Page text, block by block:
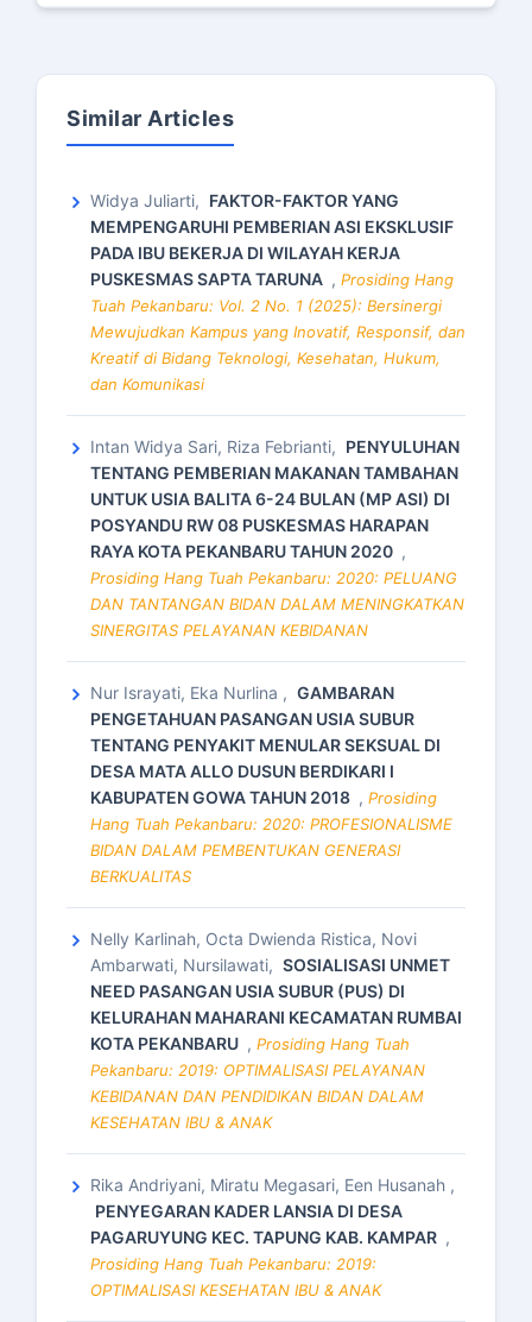
Similar Articles
Widya Juliarti, FAKTOR-FAKTOR YANG
MEMPENGARUHI PEMBERIAN ASI EKSKLUSIF
PADA IBU BEKERJA DI WILAYAH KERJA
PUSKESMAS SAPTA TARUNA , Prosiding Hang
Tuah Pekanbaru: Vol. 2 No. 1 (2025): Bersinergi
Mewujudkan Kampus yang Inovatif, Responsif, dan
Kreatif di Bidang Teknologi, Kesehatan, Hukum,
dan Komunikasi
Intan Widya Sari, Riza Febrianti, PENYULUHAN
TENTANG PEMBERIAN MAKANAN TAMBAHAN
UNTUK USIA BALITA 6-24 BULAN (MP ASI) DI
POSYANDU RW 08 PUSKESMAS HARAPAN
RAYA KOTA PEKANBARU TAHUN 2020 ,
Prosiding Hang Tuah Pekanbaru: 2020: PELUANG
DAN TANTANGAN BIDAN DALAM MENINGKATKAN
SINERGITAS PELAYANAN KEBIDANAN
Nur Israyati, Eka Nurlina , GAMBARAN
PENGETAHUAN PASANGAN USIA SUBUR
TENTANG PENYAKIT MENULAR SEKSUAL DI
DESA MATA ALLO DUSUN BERDIKARI I
KABUPATEN GOWA TAHUN 2018 , Prosiding
Hang Tuah Pekanbaru: 2020: PROFESIONALISME
BIDAN DALAM PEMBENTUKAN GENERASI
BERKUALITAS
Nelly Karlinah, Octa Dwienda Ristica, Novi
Ambarwati, Nursilawati, SOSIALISASI UNMET
NEED PASANGAN USIA SUBUR (PUS) DI
KELURAHAN MAHARANI KECAMATAN RUMBAI
KOTA PEKANBARU , Prosiding Hang Tuah
Pekanbaru: 2019: OPTIMALISASI PELAYANAN
KEBIDANAN DAN PENDIDIKAN BIDAN DALAM
KESEHATAN IBU & ANAK
Rika Andriyani, Miratu Megasari, Een Husanah ,
PENYEGARAN KADER LANSIA DI DESA
PAGARUYUNG KEC. TAPUNG KAB. KAMPAR ,
Prosiding Hang Tuah Pekanbaru: 2019:
OPTIMALISASI KESEHATAN IBU & ANAK